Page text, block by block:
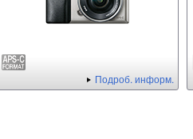
Подроб. информ.